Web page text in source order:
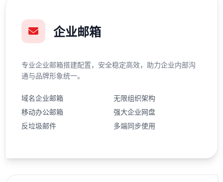
企业邮箱
专业企业邮箱搭建配置，安全稳定高效，助力企业内部沟
通与品牌形象统一。
域名企业邮箱
无限组织架构
移动办公邮箱
强大企业网盘
反垃圾邮件
多端同步使用